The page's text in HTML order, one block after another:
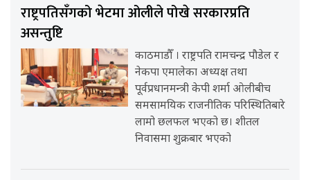
राष्ट्रपतिसँगको भेटमा ओलीले पोखे सरकारप्रति
असन्तुष्टि
काठमाडौँ । राष्ट्रपति रामचन्द्र पौडेल र
नेकपा एमालेका अध्यक्ष तथा
पूर्वप्रधानमन्त्री केपी शर्मा ओलीबीच
समसामयिक राजनीतिक परिस्थितिबारे
लामो छलफल भएको छ। शीतल
निवासमा शुक्रबार भएको